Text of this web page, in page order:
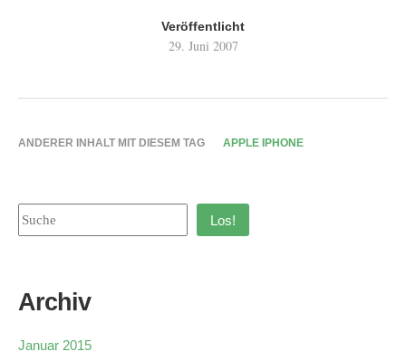
Veröffentlicht
29. Juni 2007
ANDERER INHALT MIT DIESEM TAG APPLE IPHONE
Los!
Archiv
Januar 2015